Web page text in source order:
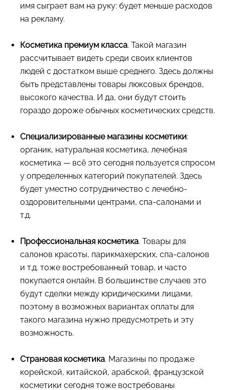
имя сыграет вам на руку: будет меньше расходов
на рекламу.
Косметика премиум класса. Такой магазин
рассчитывает видеть среди своих клиентов
людей с достатком выше среднего. Здесь должны
быть представлены товары люксовых брендов,
высокого качества. И да, они будут стоить
гораздо дороже обычных косметических средств.
Специализированные магазины косметики:
органик, натуральная косметика, лечебная
косметика — всё это сегодня пользуется спросом
у определенных категорий покупателей. Здесь
будет уместно сотрудничество с лечебно-
оздоровительными центрами, спа-салонами и
т.д.
Профессиональная косметика. Товары для
салонов красоты, парикмахерских, спа-салонов
и т.д. тоже востребованный товар, и часто
покупается онлайн. В большинстве случаев это
будут сделки между юридическими лицами,
поэтому в возможных вариантах оплаты для
такого магазина нужно предусмотреть и эту
возможность.
Страновая косметика. Магазины по продаже
корейской, китайской, арабской, французской
косметики сегодня тоже востребованы